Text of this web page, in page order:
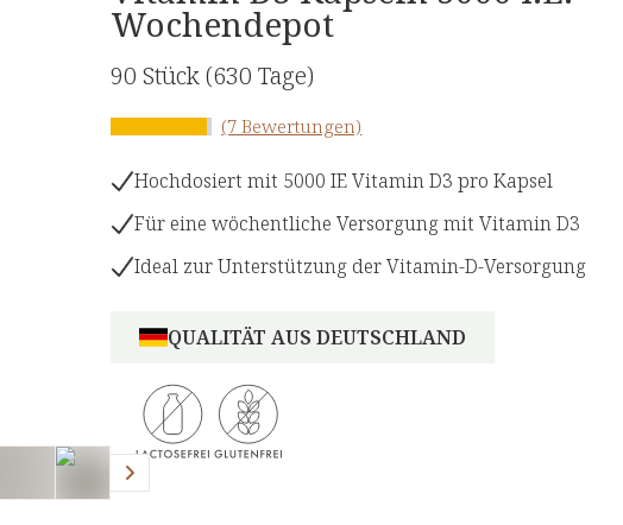
Wochendepot
90 Stück(630 Tage)
(7 Bewertungen)
Hochdosiert mit 5000 IE Vitamin D3 pro Kapsel
Für eine wöchentliche Versorgung mit Vitamin D3
Ideal zur Unterstützung der Vitamin-D-Versorgung
QUALITÄT AUS DEUTSCHLAND